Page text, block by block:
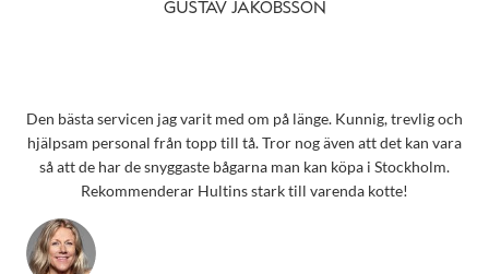
GUSTAV JAKOBSSON
Den bästa servicen jag varit med om på länge. Kunnig, trevlig och
hjälpsam personal från topp till tå. Tror nog även att det kan vara
så att de har de snyggaste bågarna man kan köpa i Stockholm.
Rekommenderar Hultins stark till varenda kotte!